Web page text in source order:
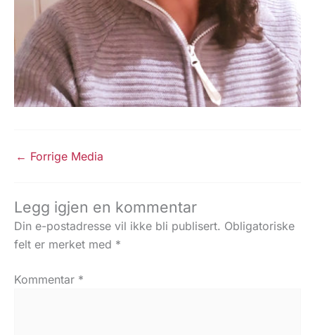
← Forrige Media
Legg igjen en kommentar
Din e-postadresse vil ikke bli publisert. Obligatoriske
felt er merket med *
Kommentar *